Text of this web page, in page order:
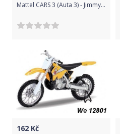
Mattel CARS 3 (Auta 3) - Jimmy Cables Nr. 00
162 Kč